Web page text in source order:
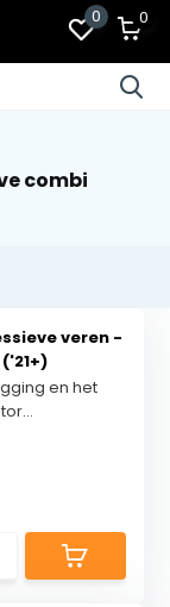
0 0
combi
veren -
en het